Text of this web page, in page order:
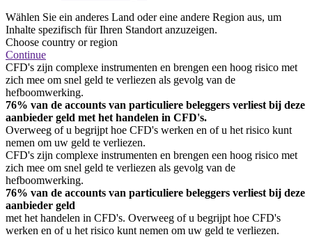
Wählen Sie ein anderes Land oder eine andere Region aus, um
Inhalte spezifisch für Ihren Standort anzuzeigen.
Choose country or region
Continue
CFD's zijn complexe instrumenten en brengen een hoog risico met
zich mee om snel geld te verliezen als gevolg van de
hefboomwerking.
76% van de accounts van particuliere beleggers verliest bij deze
aanbieder geld met het handelen in CFD's.
Overweeg of u begrijpt hoe CFD's werken en of u het risico kunt
nemen om uw geld te verliezen.
CFD's zijn complexe instrumenten en brengen een hoog risico met
zich mee om snel geld te verliezen als gevolg van de
hefboomwerking.
76% van de accounts van particuliere beleggers verliest bij deze
aanbieder geld
met het handelen in CFD's. Overweeg of u begrijpt hoe CFD's
werken en of u het risico kunt nemen om uw geld te verliezen.